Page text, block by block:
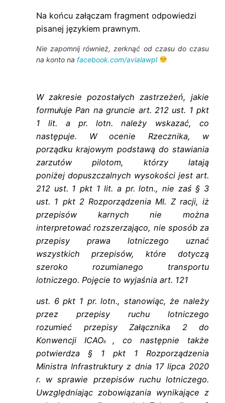
Na końcu załączam fragment odpowiedzi
pisanej językiem prawnym.
Nie zapomnij również, zerknąć od czasu do czasu
na konto na facebook.com/avialawpl
W zakresie pozostałych zastrzeżeń, jakie
formułuje Pan na gruncie art. 212 ust. 1 pkt
1 lit. a pr. lotn. należy wskazać, co
następuje. W ocenie Rzecznika, w
porządkukrajowym podstawą do stawiania
zarzutów pilotom, którzy latają
poniżej dopuszczalnych wysokości jest art.
212 ust. 1 pkt 1 lit. a pr. lotn., nie zaś § 3
ust. 1 pkt 2 Rozporządzenia MI. Z racji, iż
przepisów karnych nie można
interpretowaćrozszerzająco, nie sposób za
przepisy prawa lotniczego uznać
wszystkich przepisów, które dotyczą
szeroko rozumianego transportu
lotniczego. Pojęcie to wyjaśnia art. 121
ust. 6 pkt 1 pr. lotn., stanowiąc, że należy
przez przepisy ruchu lotniczego
rozumieć przepisy Załącznika 2 do
Konwencji ICAO8
, co następnie także
potwierdza § 1 pkt 1 Rozporządzenia
Ministra Infrastruktury z dnia 17 lipca 2020
r. w sprawie przepisów ruchu lotniczego.
Uwzględniając zobowiązania wynikające z